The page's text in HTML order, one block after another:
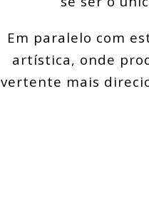
Em paralelo com
artística, onde
vertente mais